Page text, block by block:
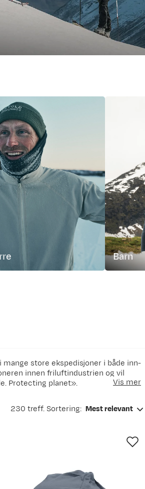
Barn
store ekspedisjoner i både inn-
innen friluftindustrien og vil
Protecting planet».
har vår egen fabrikk i Europa og en
utenfor Ålesund. Devold sitt fokus er
Vis mer
230 treff. Sortering: Mest relevant